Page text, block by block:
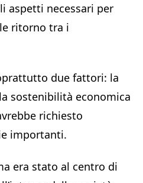
aspetti necessari per
ritorno tra i
due fattori: la
sostenibilità economica
richiesto
importanti.
era stato al centro di